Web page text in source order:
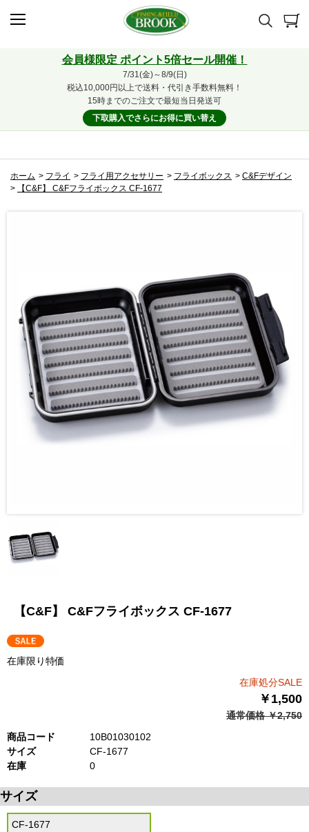
会員様限定 ポイント5倍セール開催！
7/31(金)～8/9(日)
税込10,000円以上で送料・代引き手数料無料！
15時までのご注文で最短当日発送可
下取購入でさらにお得に買い替え
ホーム > フライ > フライ用アクセサリー > フライボックス > C&Fデザイン
>
【C&F】 C&Fフライボックス CF-1677
【C&F】 C&Fフライボックス CF-1677
在庫限り特価
在庫処分SALE
￥1,500
通常価格 ￥2,750
商品コード
10B01030102
サイズ
CF-1677
在庫
0
サイズ
CF-1677